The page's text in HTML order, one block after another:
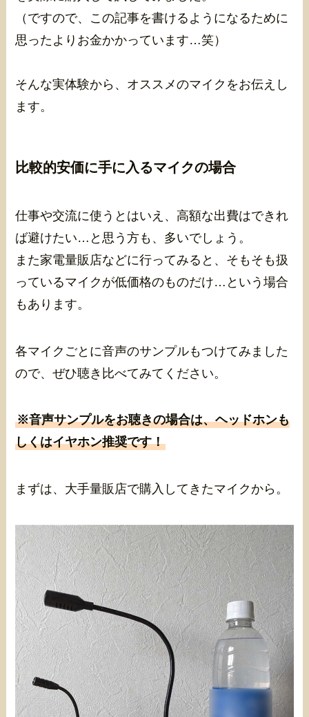
（ですので、この記事を書けるようになるために
思ったよりお金かかっています…笑）
そんな実体験から、オススメのマイクをお伝えし
ます。
比較的安価に手に入るマイクの場合
仕事や交流に使うとはいえ、高額な出費はできれ
ば避けたい…と思う方も、多いでしょう。
また家電量販店などに行ってみると、そもそも扱
っているマイクが低価格のものだけ…という場合
もあります。
各マイクごとに音声のサンプルもつけてみました
ので、ぜひ聴き比べてみてください。
※音声サンプルをお聴きの場合は、ヘッドホンも
しくはイヤホン推奨です！
まずは、大手量販店で購入してきたマイクから。